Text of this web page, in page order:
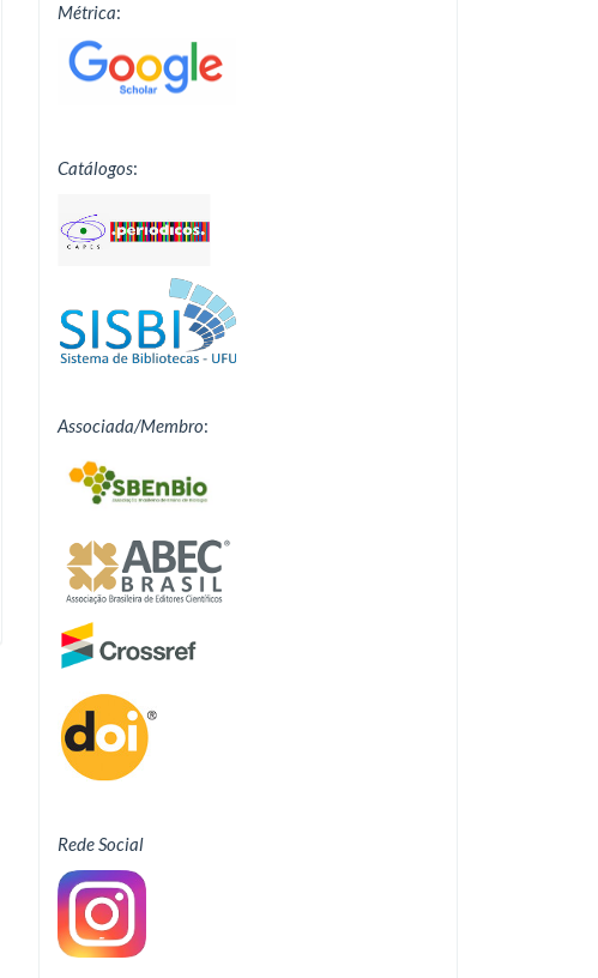
Métrica:
Catálogos:
Associada/Membro:
Rede Social